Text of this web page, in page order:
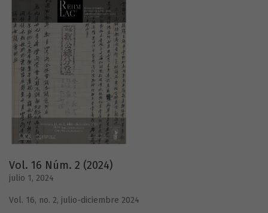
Vol. 16 Núm. 2 (2024)
julio 1, 2024
Vol. 16, no. 2, julio-diciembre 2024